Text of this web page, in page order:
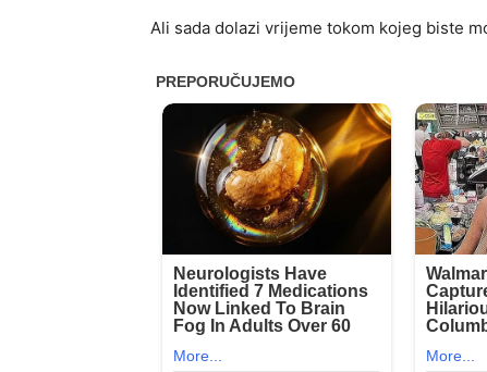
Ali sada dolazi vrijeme tokom kojeg biste